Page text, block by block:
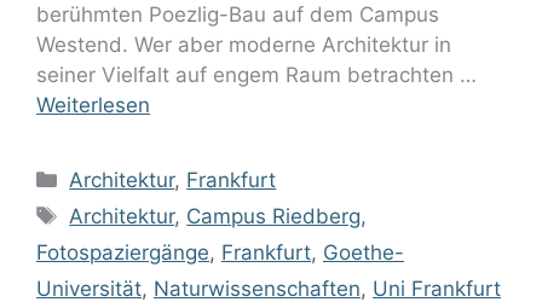
berühmten Poezlig-Bau auf dem Campus
Westend. Wer aber moderne Architektur in
seiner Vielfalt auf engem Raum betrachten …
Weiterlesen
Architektur, Frankfurt
Architektur, Campus Riedberg,
Fotospaziergänge, Frankfurt, Goethe-
Universität, Naturwissenschaften, Uni Frankfurt